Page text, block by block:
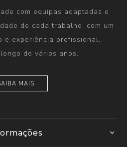
com equipas adaptadas e
de cada trabalho, com um
e experiência profissional,
de vários anos.
MAIS